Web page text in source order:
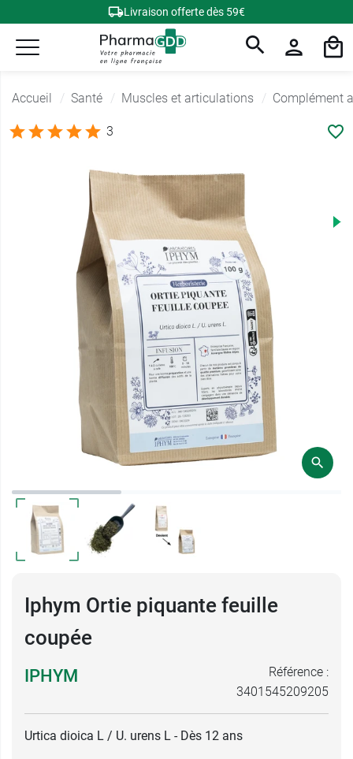
Livraison offerte dès 59€
Accueil Santé Muscles et articulations Complément
3
Iphym Ortie piquante feuille
coupée
IPHYM
Référence :
3401545209205
Urtica dioica L / U. urens L - Dès 12 ans